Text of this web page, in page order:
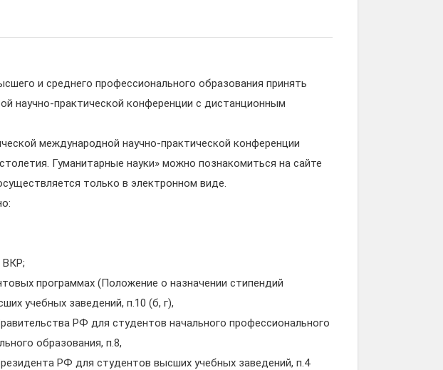
и среднего профессионального образования принять
научно-практической конференции с дистанционным
международной научно-практической конференции
Гуманитарные науки» можно познакомиться на сайте
только в электронном виде.
ВКР;
программах (Положение о назначении стипендий
учебных заведений, п.10 (б, г),
РФ для студентов начального профессионального
образования, п.8,
РФ для студентов высших учебных заведений, п.4